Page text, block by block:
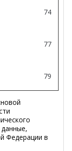
74
77
79
данные,
Федерации в